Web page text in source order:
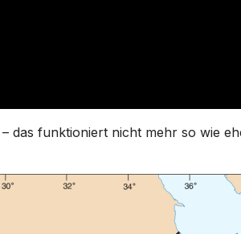
das funktioniert nicht mehr so wie